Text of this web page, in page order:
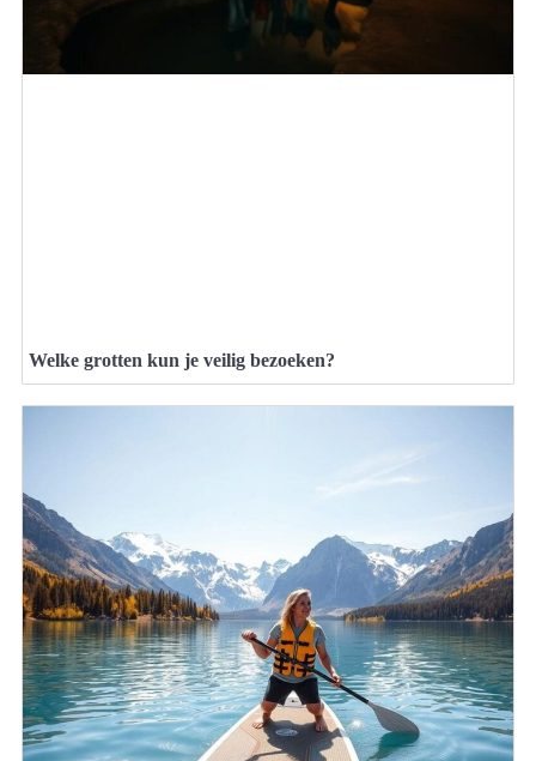
Welke grotten kun je veilig bezoeken?